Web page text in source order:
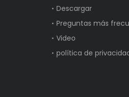
Descargar
Preguntas más
Video
política de